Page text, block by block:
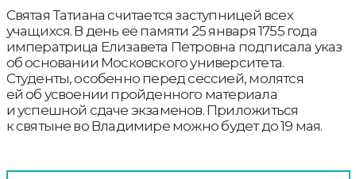
Святая Татиана считается заступницей всех
учащихся. В день её памяти 25 января 1755 года
императрица Елизавета Петровна подписала указ
об основании Московского университета.
Студенты, особенно перед сессией, молятся
ей об усвоении пройденного материала
и успешной сдаче экзаменов. Приложиться
к святыне во Владимире можно будет до 19 мая.